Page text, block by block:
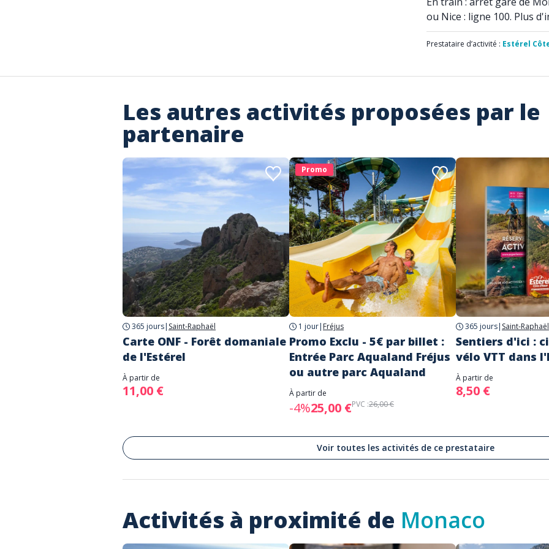
ou Nice : ligne 100. Plus
Prestataire d’activité : Estérel
Les autres activités proposées par le
partenaire
365 jours| Saint-Raphaël
Carte ONF - Forêt domaniale
de l'Estérel
À partir de
11,00 €
Promo
1 jour| Fréjus
Promo Exclu - 5€ par billet :
Entrée Parc Aqualand Fréjus
ou autre parc Aqualand
À partir de
-4%25,00 €PVC :26,00 €
365 jours| Saint-Raphaël
Sentiers d'ici :
vélo VTT dans
À partir de
8,50 €
Voir toutes les activités de ce prestataire
Activités à proximité de Monaco